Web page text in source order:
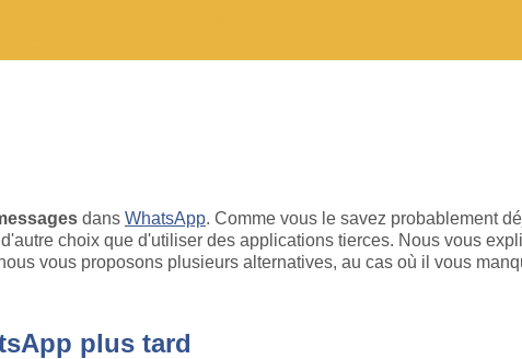
dans WhatsApp. Comme vous le savez probablement
choix que d'utiliser des applications tierces. Nous vous
vous proposons plusieurs alternatives, au cas où il vous
plus tard